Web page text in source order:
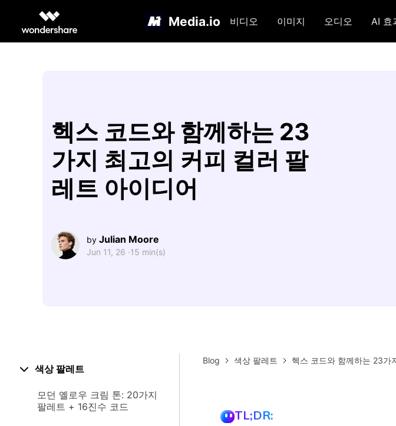
Media.io 비디오 이미지 오디오 AI 효
헥스 코드와 함께하는 23
가지 최고의 커피 컬러 팔
레트 아이디어
by Julian Moore
Jun 11, 26 ·15 min(s)
색상 팔레트
모던 옐로우 크림 톤: 20가지
팔레트 + 16진수 코드
Blog 색상 팔레트 헥스 코드와 함께하는 23가
TL;DR: